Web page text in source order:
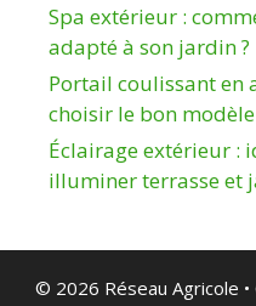
Spa extérieur :
adapté à son jardin ?
Portail coulissant
choisir le bon
Éclairage extérieur :
illuminer terrasse et
© 2026 Réseau Agricole